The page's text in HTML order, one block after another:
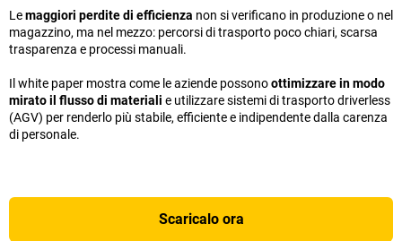
Lemaggiori perdite di efficienza non si verificano in produzione o nel
magazzino, ma nel mezzo: percorsi di trasporto poco chiari, scarsa
trasparenza e processi manuali.
Il white paper mostra come le aziende possonoottimizzare in modo
mirato il flusso di materiali e utilizzare sistemi di trasporto driverless
(AGV) per renderlo più stabile, efficiente e indipendente dalla carenza
di personale.
Scaricalo ora